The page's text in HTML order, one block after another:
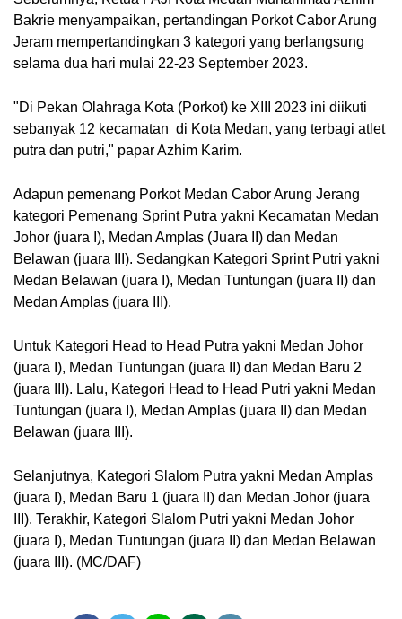
Bakrie menyampaikan, pertandingan Porkot Cabor Arung
Jeram mempertandingkan 3 kategori yang berlangsung
selama dua hari mulai 22-23 September 2023.
"Di Pekan Olahraga Kota (Porkot) ke XIII 2023 ini diikuti
sebanyak 12 kecamatan di Kota Medan, yang terbagi atlet
putra dan putri," papar Azhim Karim.
Adapun pemenang Porkot Medan Cabor Arung Jerang
kategori Pemenang Sprint Putra yakni Kecamatan Medan
Johor (juara I), Medan Amplas (Juara II) dan Medan
Belawan (juara III). Sedangkan Kategori Sprint Putri yakni
Medan Belawan (juara I), Medan Tuntungan (juara II) dan
Medan Amplas (juara III).
Untuk Kategori Head to Head Putra yakni Medan Johor
(juara I), Medan Tuntungan (juara II) dan Medan Baru 2
(juara III). Lalu, Kategori Head to Head Putri yakni Medan
Tuntungan (juara I), Medan Amplas (juara II) dan Medan
Belawan (juara III).
Selanjutnya, Kategori Slalom Putra yakni Medan Amplas
(juara I), Medan Baru 1 (juara II) dan Medan Johor (juara
III). Terakhir, Kategori Slalom Putri yakni Medan Johor
(juara I), Medan Tuntungan (juara II) dan Medan Belawan
(juara III). (MC/DAF)